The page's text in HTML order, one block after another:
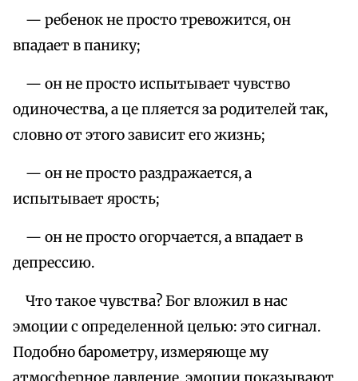
— ребенок не просто тревожится, он
впадает в панику;
— он не просто испытывает чувство
одиночества, а це пляется за родителей так,
словно от этого зависит его жизнь;
— он не просто раздражается, а
испытывает ярость;
— он не просто огорчается, а впадает в
депрессию.
Что такое чувства? Бог вложил в нас
эмоции с определенной целью: это сигнал.
Подобно барометру, измеряюще му